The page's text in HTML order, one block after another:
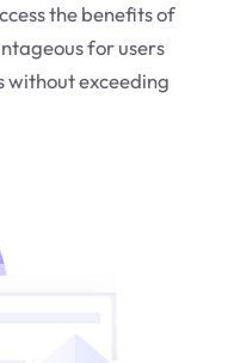
the benefits of
for users
without exceeding